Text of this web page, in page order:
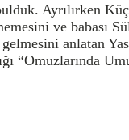
Ayrılırken
ve babası
anlatan
“Omuzlarında